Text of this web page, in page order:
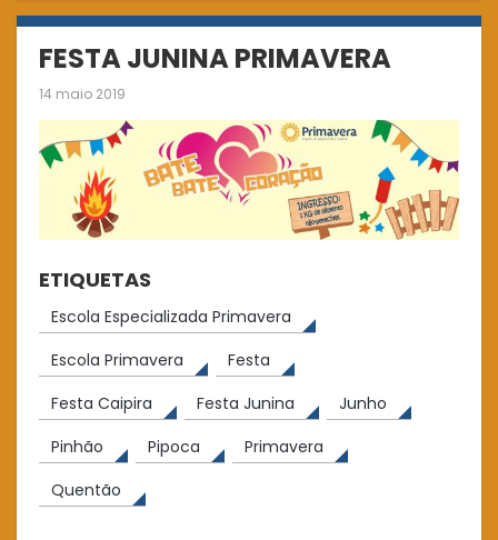
FESTA JUNINA PRIMAVERA
14 maio 2019
ETIQUETAS
Escola Especializada Primavera
Escola Primavera
Festa
Festa Caipira
Festa Junina
Junho
Pinhão
Pipoca
Primavera
Quentão